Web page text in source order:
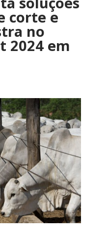
corte e
no
2024 em